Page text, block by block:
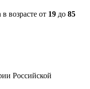
возрасте от 19 до 85
Российской